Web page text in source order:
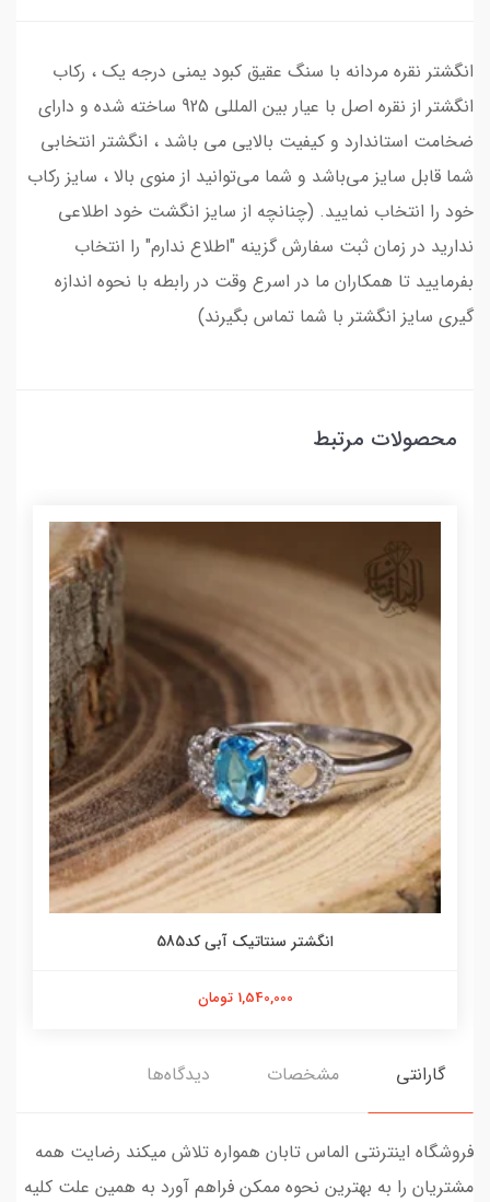
انگشتر نقره مردانه با سنگ عقیق کبود یمنی درجه یک ، رکاب
انگشتر از نقره اصل با عیار بین المللی 925 ساخته شده و دارای
ضخامت استاندارد و کیفیت بالایی می‌ باشد ، انگشتر انتخابی
شما قابل سایز می‌باشد و شما می‌توانید از منوی بالا ، سایز رکاب
خود را انتخاب نمایید. (چنانچه از سایز انگشت خود اطلاعی
ندارید در زمان ثبت سفارش گزینه "اطلاع ندارم" را انتخاب
بفرمایید تا همکاران ما در اسرع وقت در رابطه با نحوه اندازه
گیری سایز انگشتر با شما تماس بگیرند)
محصولات مرتبط
انگشتر سنتاتیک آبی کد585
1,540,000 تومان
گارانتی مشخصات دیدگاه‌ها
فروشگاه اینترنتی الماس تابان همواره تلاش میکند رضایت همه
مشتریان را به بهترین نحوه ممکن فراهم آورد به همین علت کلیه